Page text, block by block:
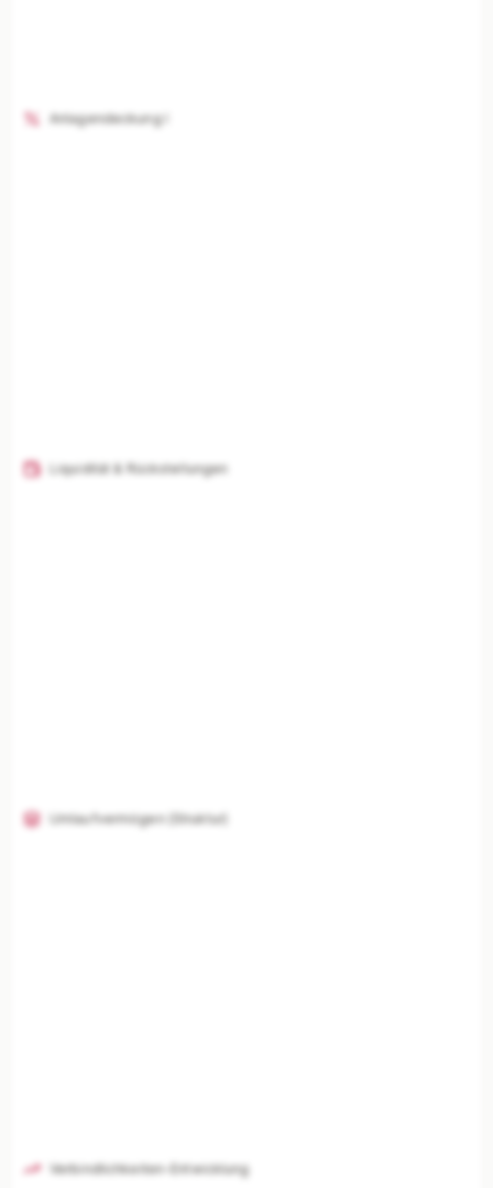
Anlagendeckung I
Liquidität & Rückstellungen
Umlaufvermögen (Struktur)
Verbindlichkeiten-Entwicklung